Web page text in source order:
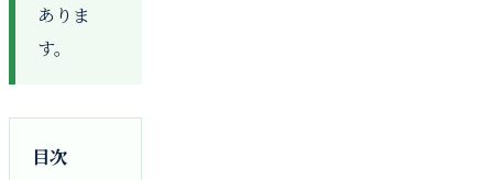
ありま
す。
目次